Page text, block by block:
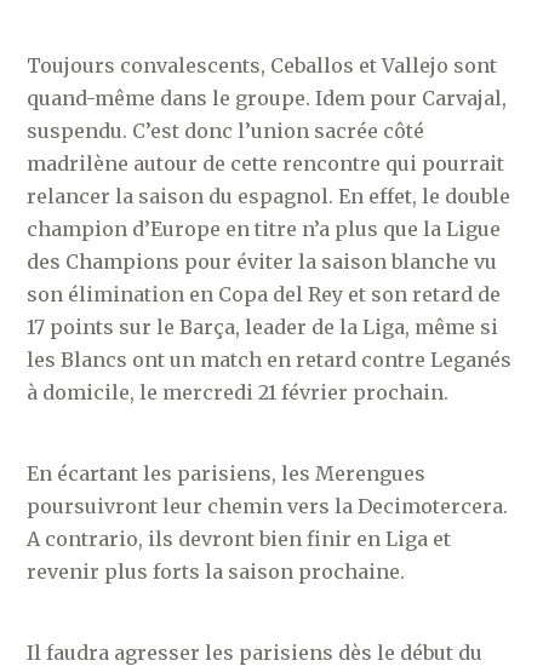
Toujours convalescents, Ceballos et Vallejo sont
quand-même dans le groupe. Idem pour Carvajal,
suspendu. C’est donc l’union sacrée côté
madrilène autour de cette rencontre qui pourrait
relancer la saison du espagnol. En effet, le double
champion d’Europe en titre n’a plus que la Ligue
des Champions pour éviter la saison blanche vu
son élimination en Copa del Rey et son retard de
17 points sur le Barça, leader de la Liga, même si
les Blancs ont un match en retard contre Leganés
à domicile, le mercredi 21 février prochain.
En écartant les parisiens, les Merengues
poursuivront leur chemin vers la Decimotercera.
A contrario, ils devront bien finir en Liga et
revenir plus forts la saison prochaine.
Il faudra agresser les parisiens dès le début du